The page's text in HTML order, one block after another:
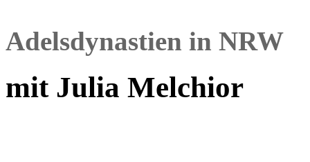
Adelsdynastien in NRW
mit Julia Melchior